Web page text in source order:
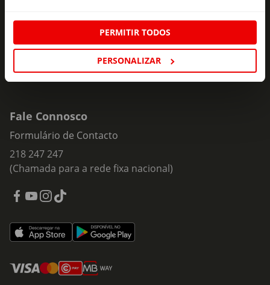
PERMITIR TODOS
PERSONALIZAR
mail
Subscrever
Fale Connosco
Formulário de Contacto
218 247 247
(Chamada para a rede fixa nacional)